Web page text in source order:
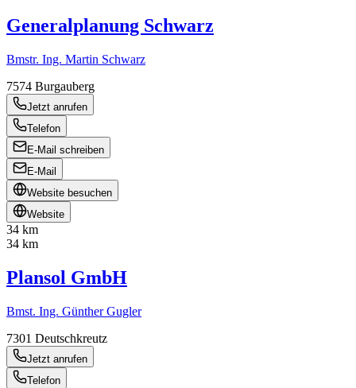
Generalplanung Schwarz
Bmstr. Ing. Martin Schwarz
7574 Burgauberg
Jetzt anrufen
Telefon
E-Mail schreiben
E-Mail
Website besuchen
Website
34 km
34 km
Plansol GmbH
Bmst. Ing. Günther Gugler
7301 Deutschkreutz
Jetzt anrufen
Telefon